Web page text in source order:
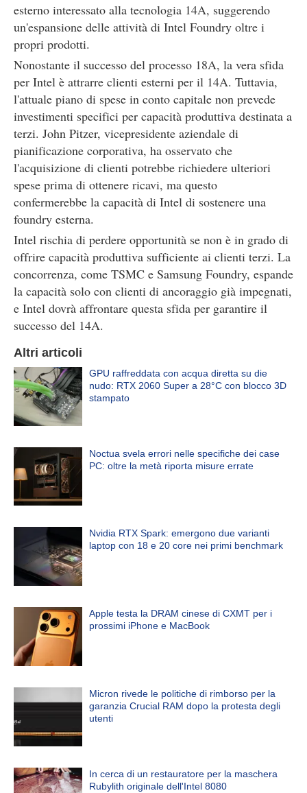
esterno interessato alla tecnologia 14A, suggerendo
un'espansione delle attività di Intel Foundry oltre i
propri prodotti.
Nonostante il successo del processo 18A, la vera sfida
per Intel è attrarre clienti esterni per il 14A. Tuttavia,
l'attuale piano di spese in conto capitale non prevede
investimenti specifici per capacità produttiva destinata a
terzi. John Pitzer, vicepresidente aziendale di
pianificazione corporativa, ha osservato che
l'acquisizione di clienti potrebbe richiedere ulteriori
spese prima di ottenere ricavi, ma questo
confermerebbe la capacità di Intel di sostenere una
foundry esterna.
Intel rischia di perdere opportunità se non è in grado di
offrire capacità produttiva sufficiente ai clienti terzi. La
concorrenza, come TSMC e Samsung Foundry, espande
la capacità solo con clienti di ancoraggio già impegnati,
e Intel dovrà affrontare questa sfida per garantire il
successo del 14A.
Altri articoli
GPU raffreddata con acqua diretta su die
nudo: RTX 2060 Super a 28°C con blocco 3D
stampato
Noctua svela errori nelle specifiche dei case
PC: oltre la metà riporta misure errate
Nvidia RTX Spark: emergono due varianti
laptop con 18 e 20 core nei primi benchmark
Apple testa la DRAM cinese di CXMT per i
prossimi iPhone e MacBook
Micron rivede le politiche di rimborso per la
garanzia Crucial RAM dopo la protesta degli
utenti
In cerca di un restauratore per la maschera
Rubylith originale dell'Intel 8080